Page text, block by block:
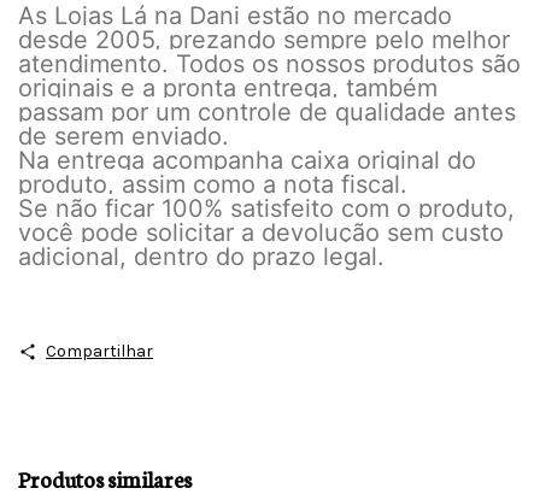
As Lojas Lá na Dani estão no mercado
desde 2005, prezando sempre pelo melhor
atendimento. Todos os nossos produtos são
originais e a pronta entrega, também
passam por um controle de qualidade antes
de serem enviado.
Na entrega acompanha caixa original do
produto, assim como a nota fiscal.
Se não ficar 100% satisfeito com o produto,
você pode solicitar a devolução sem custo
adicional, dentro do prazo legal.
Compartilhar
Produtos similares